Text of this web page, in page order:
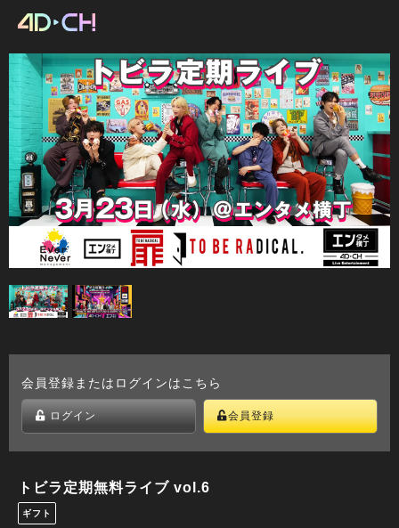
会員登録またはログインはこちら
ログイン 会員登録
トビラ定期無料ライブ vol.6
ギフト